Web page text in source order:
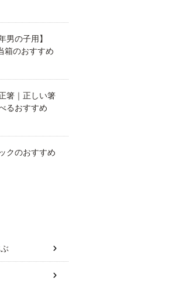
男の子用】
箱のおすすめ
箸｜正しい箸
るおすすめ
クのおすすめ